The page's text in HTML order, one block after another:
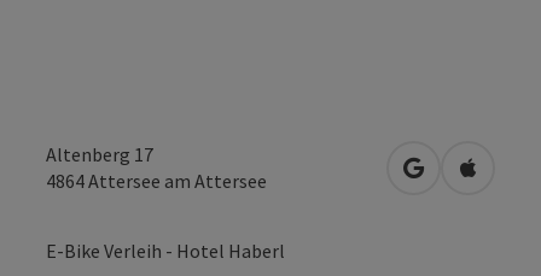
Altenberg 17
4864Attersee am Attersee in Google
in
E-Bike Verleih - Hotel Haberl